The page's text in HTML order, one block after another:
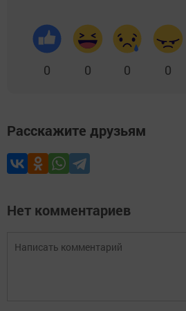
0 0 0 0
Расскажите друзьям
Нет комментариев